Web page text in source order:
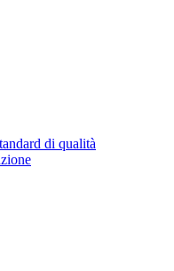
di qualità